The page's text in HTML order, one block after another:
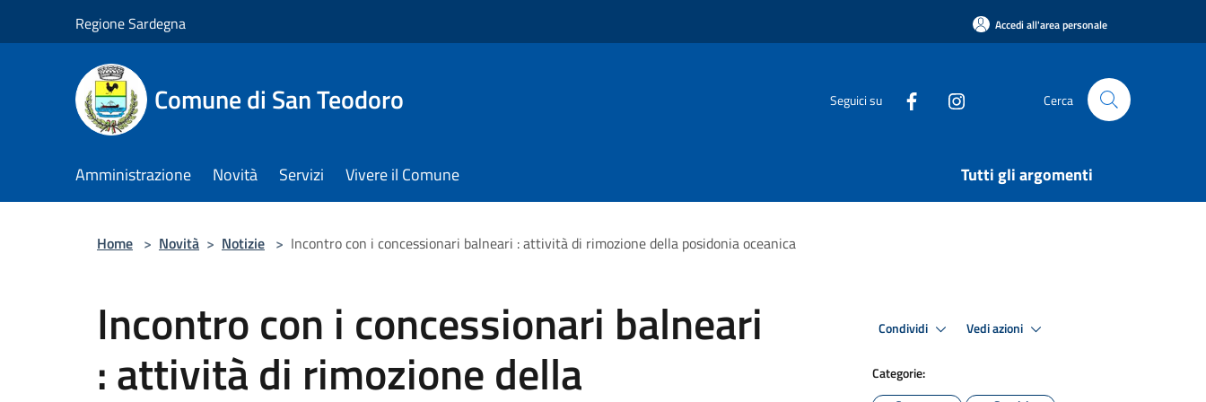
Regione Sardegna Accedi all'area personale
Comune di San Teodoro Seguici su Cerca
Amministrazione Novità Servizi Vivere il Comune Tutti gli argomenti
Home > Novità > Notizie > Incontro con i concessionari balneari : attività di rimozione della posidonia oceanica
Incontro con i concessionari balneari
: attività di rimozione della
Condividi Vedi azioni
Categorie: